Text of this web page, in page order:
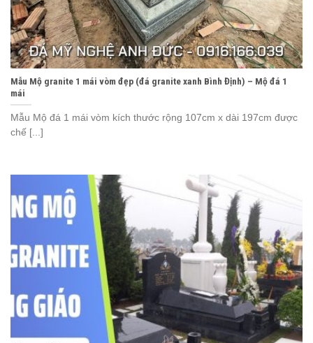
Mẫu Mộ granite 1 mái vòm đẹp (đá granite xanh Bình Định) – Mộ đá 1
mái
Mẫu Mộ đá 1 mái vòm kích thước rộng 107cm x dài 197cm được
chế [...]